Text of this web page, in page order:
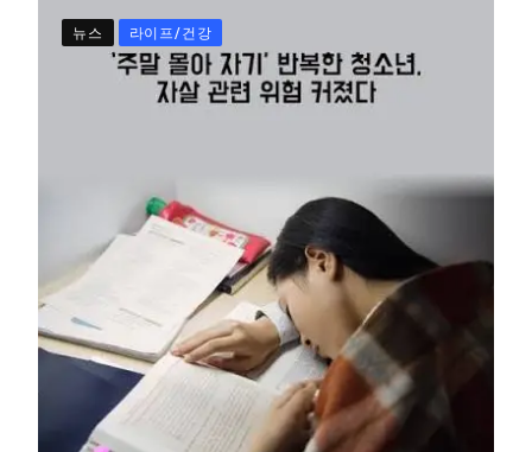
뉴스 라이프/건강